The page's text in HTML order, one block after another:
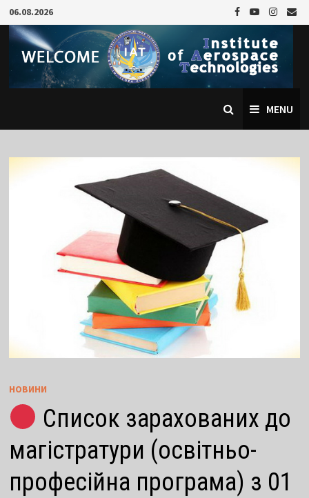
Skip
to
content
06.08.2026
MENU
НОВИНИ
Список зарахованих до
магістратури (освітньо-
професійна програма) з 01